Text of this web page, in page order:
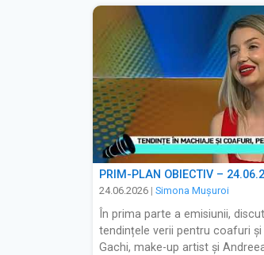
PRIM-PLAN OBIECTIV –
24.06.2026 | Simona Muşuroi
În prima parte a emisiunii,
tendințele verii pentru coafuri
Gachi, make-up artist și